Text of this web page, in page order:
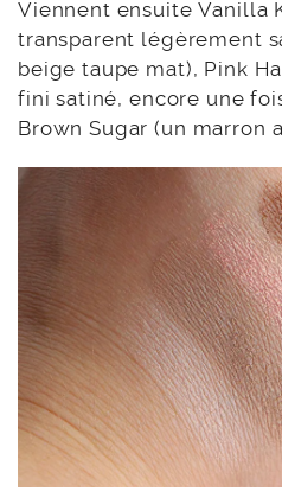
Viennent ensuite Vanilla
transparent légèrement
beige taupe mat), Pink
fini satiné, encore une
Brown Sugar (un marron